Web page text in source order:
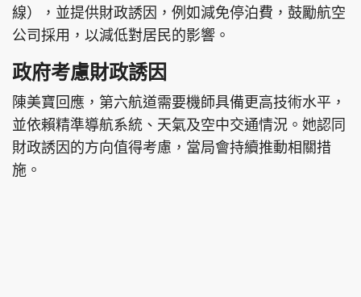
線），並提供財政誘因，例如減免停泊費，鼓勵航空
公司採用，以減低對居民的影響。
政府考慮財政誘因
陳美寶回應，第六航道需要機師具備更高技術水平，
並依賴精準導航系統、天氣及空中交通情況。她認同
財政誘因的方向值得考慮，當局會持續推動相關措
施。